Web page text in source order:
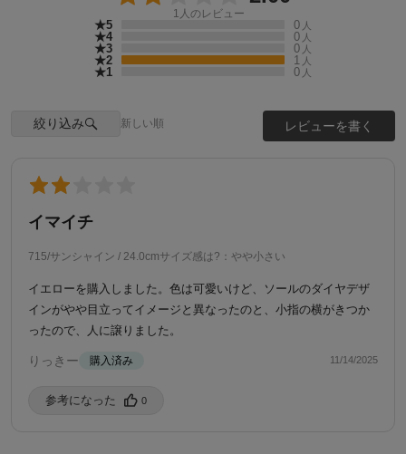
1 人のレビュー
★5 0 人
★4 0 人
★3 0 人
★2 1 人
★1 0 人
絞り込み 新しい順 レビューを書く
イマイチ
715/サンシャイン / 24.0cmサイズ感は?：やや小さい
イエローを購入しました。色は可愛いけど、ソールのダイヤデザ
インがやや目立ってイメージと異なったのと、小指の横がきつか
ったので、人に譲りました。
りっきー 購入済み 11/14/2025
参考になった️ 0